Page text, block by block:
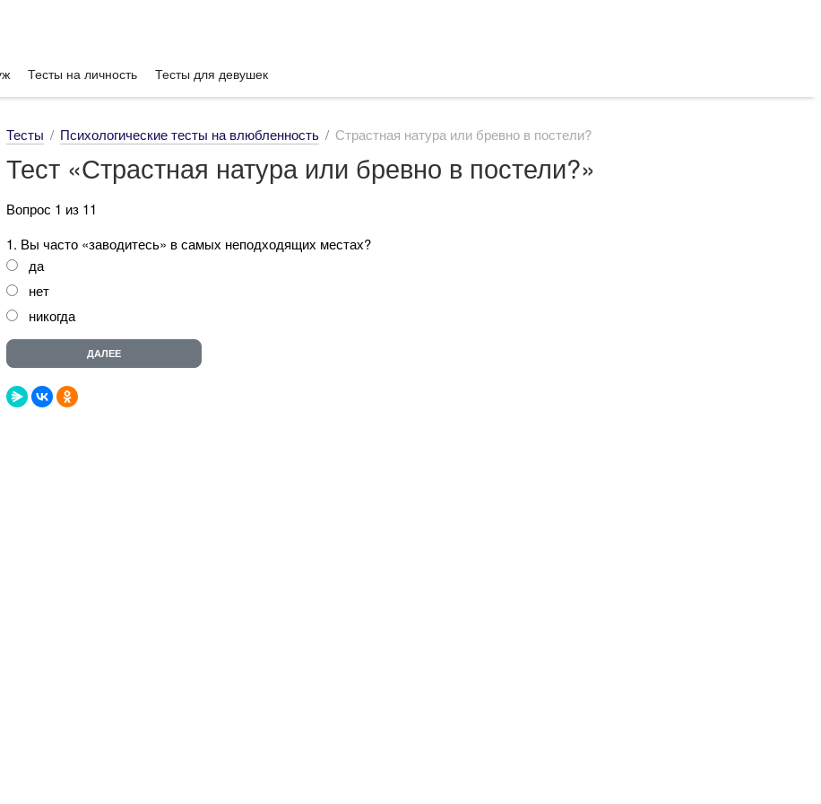
Тесты на личность Тесты для девушек
Тесты Психологические тесты на влюбленность Страстная натура или бревно в постели?
Тест «Страстная натура или бревно в постели?»
Вопрос 1 из 11
1. Вы часто «заводитесь» в самых неподходящих местах?
да
нет
никогда